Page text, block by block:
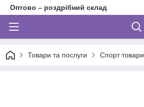
Оптово – роздрібний склад
Товари та послуги Спорт товари